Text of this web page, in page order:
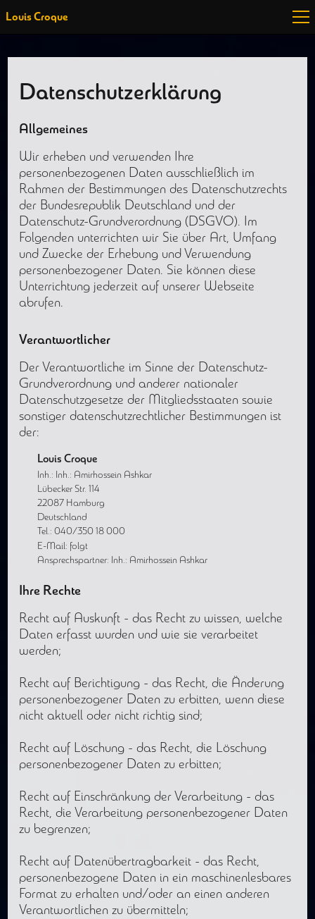
Louis Croque
Datenschutzerklärung
Allgemeines
Wir erheben und verwenden Ihre
personenbezogenen Daten ausschließlich im
Rahmen der Bestimmungen des Datenschutzrechts
der Bundesrepublik Deutschland und der
Datenschutz-Grundverordnung (DSGVO). Im
Folgenden unterrichten wir Sie über Art, Umfang
und Zwecke der Erhebung und Verwendung
personenbezogener Daten. Sie können diese
Unterrichtung jederzeit auf unserer Webseite
abrufen.
Verantwortlicher
Der Verantwortliche im Sinne der Datenschutz-
Grundverordnung und anderer nationaler
Datenschutzgesetze der Mitgliedsstaaten sowie
sonstiger datenschutzrechtlicher Bestimmungen ist
der:
Louis Croque
Inh.: Inh.: Amirhossein Ashkar
Lübecker Str. 114
22087 Hamburg
Deutschland
Tel.: 040/350 18 000
E-Mail: folgt
Ansprechspartner: Inh.: Amirhossein Ashkar
Ihre Rechte
Recht auf Auskunft - das Recht zu wissen, welche
Daten erfasst wurden und wie sie verarbeitet
werden;
Recht auf Berichtigung - das Recht, die Änderung
personenbezogener Daten zu erbitten, wenn diese
nicht aktuell oder nicht richtig sind;
Recht auf Löschung - das Recht, die Löschung
personenbezogener Daten zu erbitten;
Recht auf Einschränkung der Verarbeitung - das
Recht, die Verarbeitung personenbezogener Daten
zu begrenzen;
Recht auf Datenübertragbarkeit - das Recht,
personenbezogene Daten in ein maschinenlesbares
Format zu erhalten und/oder an einen anderen
Verantwortlichen zu übermitteln;